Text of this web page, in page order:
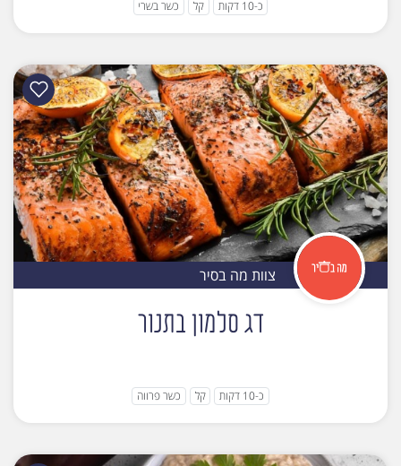
כ-10 דקות קל כשר בשרי
צוות מה בסיר
דג סלמון בתנור
כ-10 דקות קל כשר פרווה